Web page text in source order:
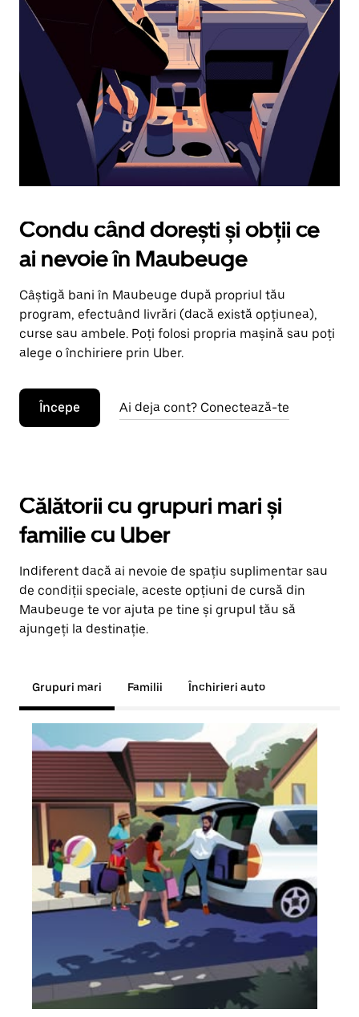
în
jos.
Închide
calendarul
apăsând
pe
butonul
Escape.
Condu când dorești și obții ce
ai nevoie în Maubeuge
Câștigă bani în Maubeuge după propriul tău
program, efectuând livrări (dacă există opțiunea),
curse sau ambele. Poți folosi propria mașină sau poți
alege o închiriere prin Uber.
Începe Ai deja cont? Conectează-te
Călătorii cu grupuri mari și
familie cu Uber
Indiferent dacă ai nevoie de spațiu suplimentar sau
de condiții speciale, aceste opțiuni de cursă din
Maubeuge te vor ajuta pe tine și grupul tău să
ajungeți la destinație.
Grupuri mari Familii Închirieri auto